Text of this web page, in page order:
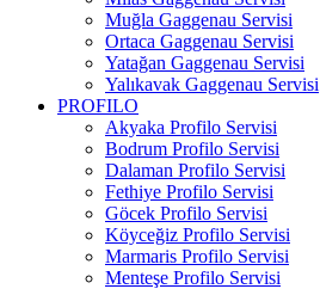
Muğla Gaggenau Servisi
Ortaca Gaggenau Servisi
Yatağan Gaggenau Servisi
Yalıkavak Gaggenau Servisi
PROFILO
Akyaka Profilo Servisi
Bodrum Profilo Servisi
Dalaman Profilo Servisi
Fethiye Profilo Servisi
Göcek Profilo Servisi
Köyceğiz Profilo Servisi
Marmaris Profilo Servisi
Menteşe Profilo Servisi